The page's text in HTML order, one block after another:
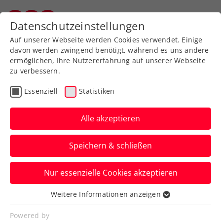
Zurück zur Newsübersicht
Davis Cup
ÖTV-Chance steigt:
Finnland im Davis Cup
ohne Heliövaara
Der Australian-Open-Doppelsieger sagt
bei den Gästen kurzfristig seine
Teilnahme ab.
Verfasst von: Manuel Wachta, 28.01.2025
Datenschutzeinstellungen
Auf unserer Webseite werden Cookies verwendet. Einige
davon werden zwingend benötigt, während es uns andere
ermöglichen, Ihre Nutzererfahrung auf unserer Webseite
zu verbessern.
Essenziell Statistiken
Alle akzeptieren
Speichern & schließen
Nur essenzielle Cookies akzeptieren
Essenziell
Essenzielle Cookies werden für grundlegende
Weitere Informationen anzeigen
Powered by